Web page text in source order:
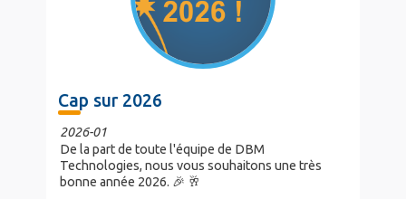
Cap sur 2026
2026-01
De la part de toute l'équipe de DBM
Technologies, nous vous souhaitons une très
bonne année 2026. 🎉 🥂